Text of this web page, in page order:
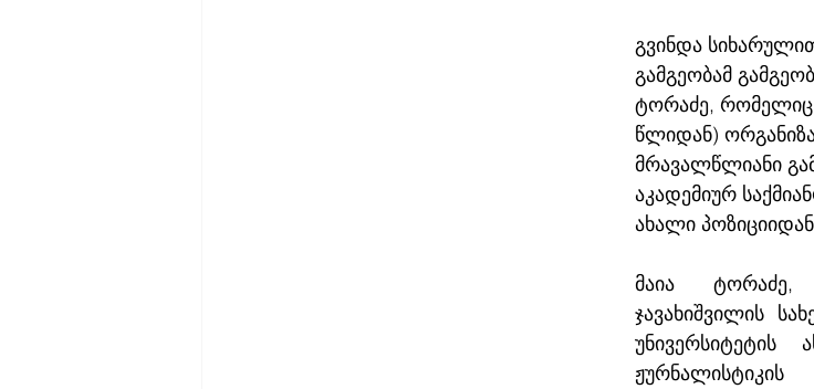
გვინდა
გამგეობამ
ტორაძე, რომელიც
წლიდან)
მრავალწლიანი
აკადემიურ
ახალი
მაია
ჯავახიშვილის